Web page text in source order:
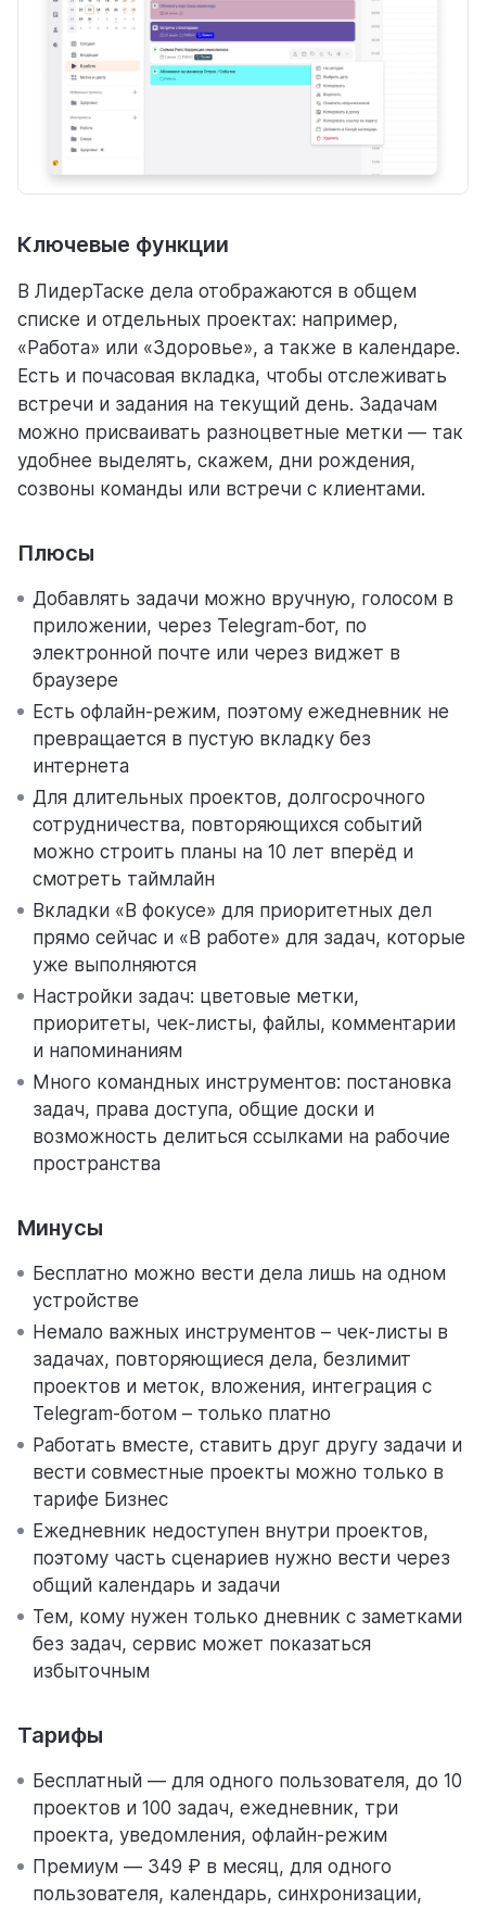
Ключевые функции
В ЛидерТаске дела отображаются в общем
списке и отдельных проектах: например,
«Работа» или «Здоровье», а также в календаре.
Есть и почасовая вкладка, чтобы отслеживать
встречи и задания на текущий день. Задачам
можно присваивать разноцветные метки — так
удобнее выделять, скажем, дни рождения,
созвоны команды или встречи с клиентами.
Плюсы
Добавлять задачи можно вручную, голосом в
приложении, через Telegram-бот, по
электронной почте или через виджет в
браузере
Есть офлайн-режим, поэтому ежедневник не
превращается в пустую вкладку без
интернета
Для длительных проектов, долгосрочного
сотрудничества, повторяющихся событий
можно строить планы на 10 лет вперёд и
смотреть таймлайн
Вкладки «В фокусе» для приоритетных дел
прямо сейчас и «В работе» для задач, которые
уже выполняются
Настройки задач: цветовые метки,
приоритеты, чек-листы, файлы, комментарии
и напоминаниям
Много командных инструментов: постановка
задач, права доступа, общие доски и
возможность делиться ссылками на рабочие
пространства
Минусы
Бесплатно можно вести дела лишь на одном
устройстве
Немало важных инструментов – чек-листы в
задачах, повторяющиеся дела, безлимит
проектов и меток, вложения, интеграция с
Telegram-ботом – только платно
Работать вместе, ставить друг другу задачи и
вести совместные проекты можно только в
тарифе Бизнес
Ежедневник недоступен внутри проектов,
поэтому часть сценариев нужно вести через
общий календарь и задачи
Тем, кому нужен только дневник с заметками
без задач, сервис может показаться
избыточным
Тарифы
Бесплатный — для одного пользователя, до 10
проектов и 100 задач, ежедневник, три
проекта, уведомления, офлайн-режим
Премиум — 349 ₽ в месяц, для одного
пользователя, календарь, синхронизации,